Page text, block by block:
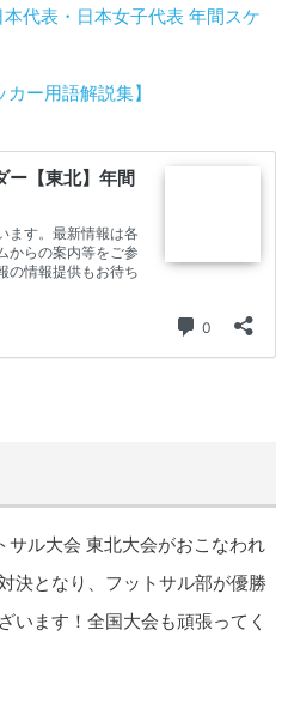
本代表・日本女子代表 年間スケ
ー用語解説集】
サル大会 東北大会がおこなわれ
決となり、フットサル部が優勝
います！全国大会も頑張ってく